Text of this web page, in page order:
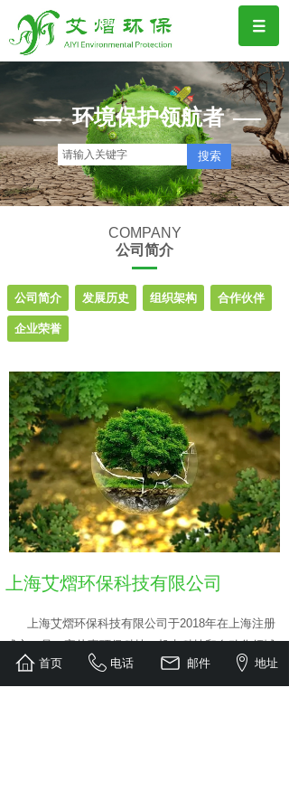
环境保护领航者
搜索
COMPANY
公司简介
公司简介 发展历史 组织架构 合作伙伴
企业荣誉
上海艾熠环保科技有限公司
上海艾熠环保科技有限公司于2018年在上海注册
成立，是一家从事环保科技、机电科技和自动化领域
内的技术开发、咨询、销售及服务为一体的科技型企
业，专注于为用户提供废气治理和污水处理方面最适
首页 电话 邮件 地址